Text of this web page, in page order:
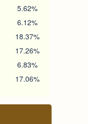
5.62%
6.12%
18.37%
17.26%
6.83%
17.06%